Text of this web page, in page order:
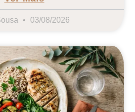
03/08/2026